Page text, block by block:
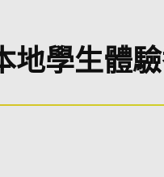
學生體